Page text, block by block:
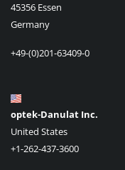
45356 Essen
Germany
+49-(0)201-63409-0
optek-Danulat Inc.
United States
+1-262-437-3600